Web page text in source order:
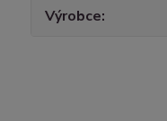
Výrobce